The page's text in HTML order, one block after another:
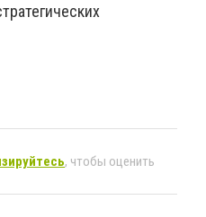
, чтобы оценить